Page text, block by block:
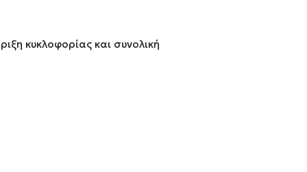
κυκλοφορίας και συνολική